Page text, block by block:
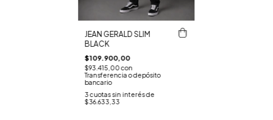
JEAN GERALD SLIM
BLACK
$109.900,00
$93.415,00con
Transferencia o depósito
bancario
3 cuotas sin interés de
$36.633,33